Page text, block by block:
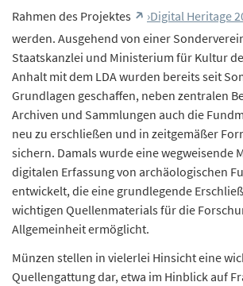
Rahmen des Projektes
›Digital Heritage
werden. Ausgehend von einer
Staatskanzlei und Ministerium für Kultur
Anhalt mit dem LDA wurden bereits seit
Grundlagen geschaffen, neben zentralen
Archiven und Sammlungen auch die
neu zu erschließen und in zeitgemäßer
sichern. Damals wurde eine wegweisende
digitalen Erfassung von archäologischen
entwickelt, die eine grundlegende
wichtigen Quellenmaterials für die
Allgemeinheit ermöglicht.
Münzen stellen in vielerlei Hinsicht eine
Quellengattung dar, etwa im Hinblick auf